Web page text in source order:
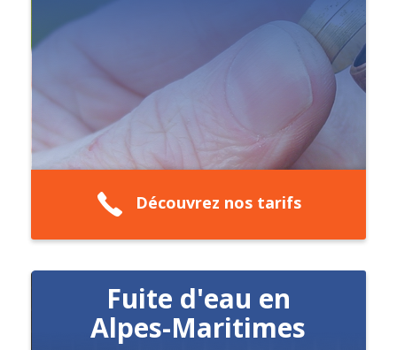
Découvrez nos tarifs
Fuite d'eau en
Alpes-Maritimes